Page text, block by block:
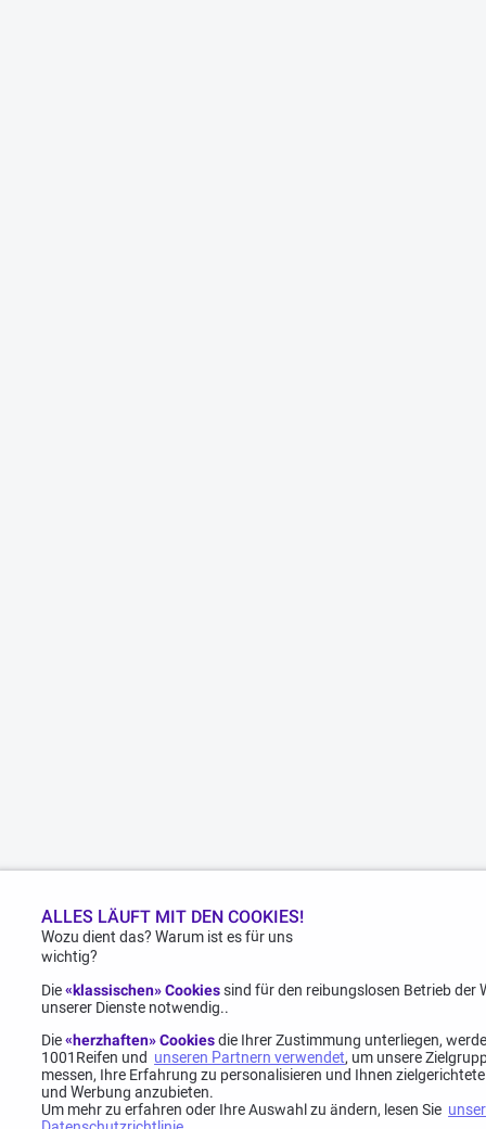
ALLES LÄUFT MIT DEN COOKIES!
Wozu dient das? Warum ist es für uns
wichtig?
Die«klassischen» Cookiessind für den reibungslosen Betrieb der
unserer Dienste notwendig..
Die«herzhaften» Cookiesdie Ihrer Zustimmung unterliegen,
1001Reifen und unseren Partnern verwendet, um unsere
messen, Ihre Erfahrung zu personalisieren und Ihnen
und Werbung anzubieten.
Um mehr zu erfahren oder Ihre Auswahl zu ändern, lesen Sie